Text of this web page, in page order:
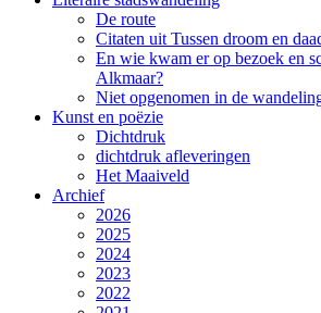
De route
Citaten uit Tussen droom en
En wie kwam er op bezoek en
Alkmaar?
Niet opgenomen in de
Kunst en poëzie
Dichtdruk
dichtdruk afleveringen
Het Maaiveld
Archief
2026
2025
2024
2023
2022